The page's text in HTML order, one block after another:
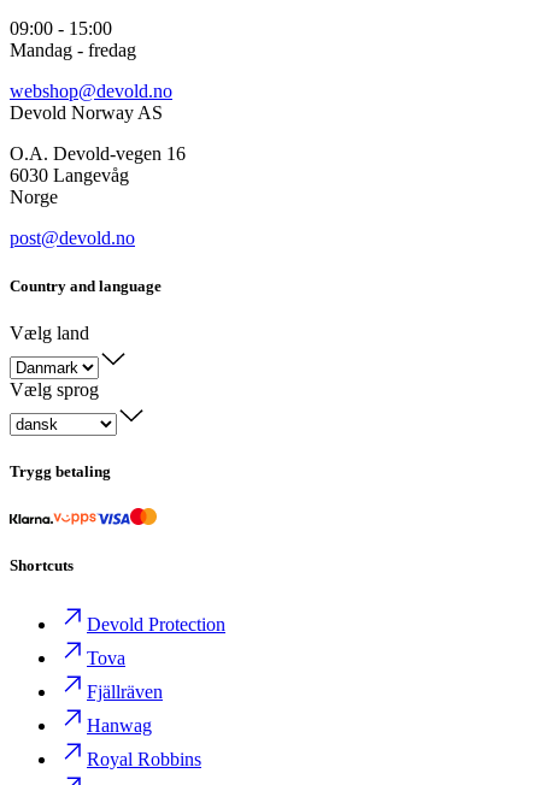
09:00 - 15:00
Mandag - fredag
webshop@devold.no
Devold Norway AS
O.A. Devold-vegen 16
6030 Langevåg
Norge
post@devold.no
Country and language
Vælg land
Vælg sprog
Trygg betaling
Shortcuts
Devold Protection
Tova
Fjällräven
Hanwag
Royal Robbins